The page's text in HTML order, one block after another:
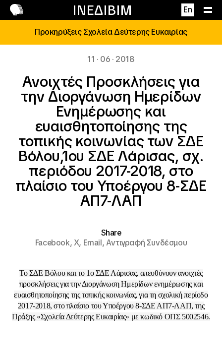
ΙΝΕΔΙΒΙΜ En
Επικοινωνία
Προκηρύξεις Σχολεία Δεύτερης Ευκαιρίας
11 · 06 · 2018
Ανοιχτές Προσκλήσεις για
την Διοργάνωση Ημερίδων
Ενημέρωσης και
ευαισθητοποίησης της
τοπικής κοινωνίας των ΣΔΕ
Βόλου,1ου ΣΔΕ Λάρισας, σχ.
περιόδου 2017-2018, στο
πλαίσιο του Υποέργου 8-ΣΔΕ
ΑΠ7-ΛΑΠ
Share
Facebook,X, Email,Αντιγραφή Συνδέσμου
Το ΣΔΕ Βόλου και το 1ο ΣΔΕ Λάρισας, απευθύνουν ανοιχτές
προσκλήσεις για την Διοργάνωση Ημερίδων ενημέρωσης και
ευαισθητοποίησης της τοπικής κοινωνίας, για τη σχολική περίοδο
2017-2018, στο πλαίσιο του Υποέργου 8-ΣΔΕ ΑΠ7-ΛΑΠ, της
Πράξης «Σχολεία Δεύτερης Ευκαιρίας» με κωδικό ΟΠΣ 5002546.